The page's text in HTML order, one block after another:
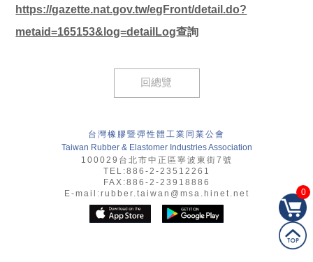
https://gazette.nat.gov.tw/egFront/detail.do?
metaid=165153&log=detailLog查詢
回總覽
台灣橡膠暨彈性體工業同業公會
Taiwan Rubber & Elastomer Industries Association
100029台北市中正區寧波東街7號
TEL:886-2-23512261
FAX:886-2-23918886
E-mail:rubber.taiwan@msa.hinet.net 0